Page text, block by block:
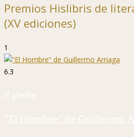
Premios Hislibris de
(XV ediciones)
1
6.3
P. plebe
“El Hombre” de Guillermo